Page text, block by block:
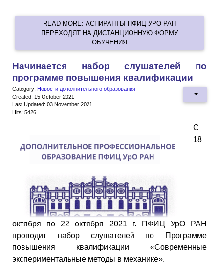
READ MORE: АСПИРАНТЫ ПФИЦ УРО РАН
ПЕРЕХОДЯТ НА ДИСТАНЦИОННУЮ ФОРМУ
ОБУЧЕНИЯ
Начинается набор слушателей по
программе повышения квалификации
Category: Новости дополнительного образования
Created: 15 October 2021
Last Updated: 03 November 2021
Hits: 5426
С
18
октября по 22 октября 2021 г. ПФИЦ УрО РАН
проводит набор слушателей по Программе
повышения квалификации «Современные
экспериментальные методы в механике».